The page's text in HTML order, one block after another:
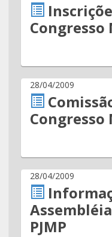
Congresso
28/04/2009
Congresso
28/04/2009
PJMP